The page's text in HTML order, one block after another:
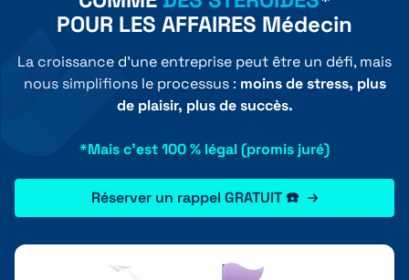
POUR LES AFFAIRES Médecin
La croissance d'une entreprise peut être un défi, mais
nous simplifions le processus : moins de stress, plus
de plaisir, plus de succès.
*Mais c'est 100 % légal (promis juré)
Réserver un rappel GRATUIT ☎️